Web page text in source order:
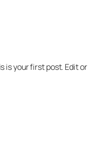
is your first post. Edit or